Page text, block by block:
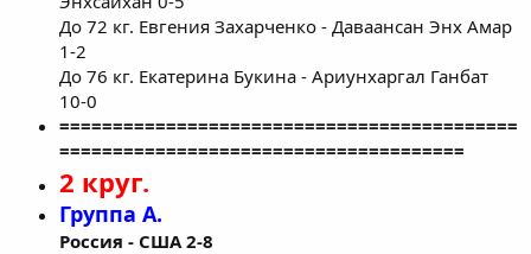
До 72 кг. Евгения Захарченко - Даваансан Энх Амар
1-2
До 76 кг. Екатерина Букина - Ариунхаргал Ганбат
10-0
===========================================
======================================
2 круг.
Группа А.
Россия - США 2-8